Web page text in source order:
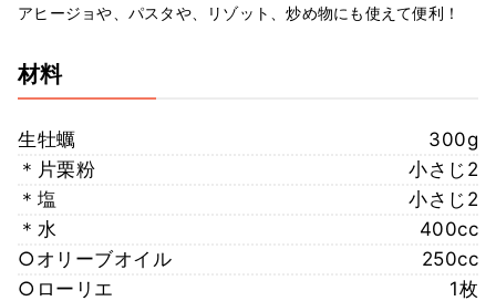
アヒージョや、パスタや、リゾット、炒め物にも使えて便利！
材料
生牡蠣
300g
＊片栗粉
小さじ2
＊塩
小さじ2
＊水
400cc
○オリーブオイル
250cc
○ローリエ
1枚